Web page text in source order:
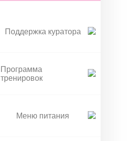
Поддержка куратора
Программа
тренировок
Меню питания